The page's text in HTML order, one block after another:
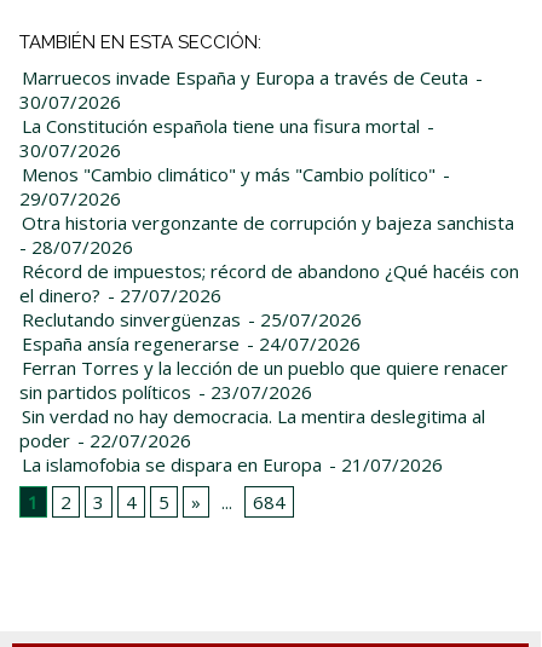
TAMBIÉN EN ESTA SECCIÓN:
Marruecos invade España y Europa a través de Ceuta -
30/07/2026
La Constitución española tiene una fisura mortal -
30/07/2026
Menos "Cambio climático" y más "Cambio político" -
29/07/2026
Otra historia vergonzante de corrupción y bajeza sanchista
- 28/07/2026
Récord de impuestos; récord de abandono ¿Qué hacéis con
el dinero? - 27/07/2026
Reclutando sinvergüenzas - 25/07/2026
España ansía regenerarse - 24/07/2026
Ferran Torres y la lección de un pueblo que quiere renacer
sin partidos políticos - 23/07/2026
Sin verdad no hay democracia. La mentira deslegitima al
poder - 22/07/2026
La islamofobia se dispara en Europa - 21/07/2026
1
2 3 4 5 » ... 684